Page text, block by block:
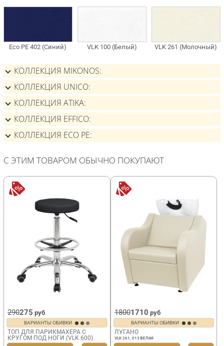
КОЛЛЕКЦИЯ MIKONOS
КОЛЛЕКЦИЯ UNICO
КОЛЛЕКЦИЯ ATIKA
КОЛЛЕКЦИЯ EFFICO
КОЛЛЕКЦИЯ ECO PE
С ЭТИМ ТОВАРОМ ОБЫЧНО ПОКУПАЮТ
290275 руб
ВАРИАНТЫ ОБИВКИ
ТОП ДЛЯ ПАРИКМАХЕРА С
КРУГОМ ПОД НОГИ (VLK 600)
18001710 руб
ВАРИАНТЫ ОБИВКИ
ЛУГАНО
VLK 261, 013 БЕЛАЯ